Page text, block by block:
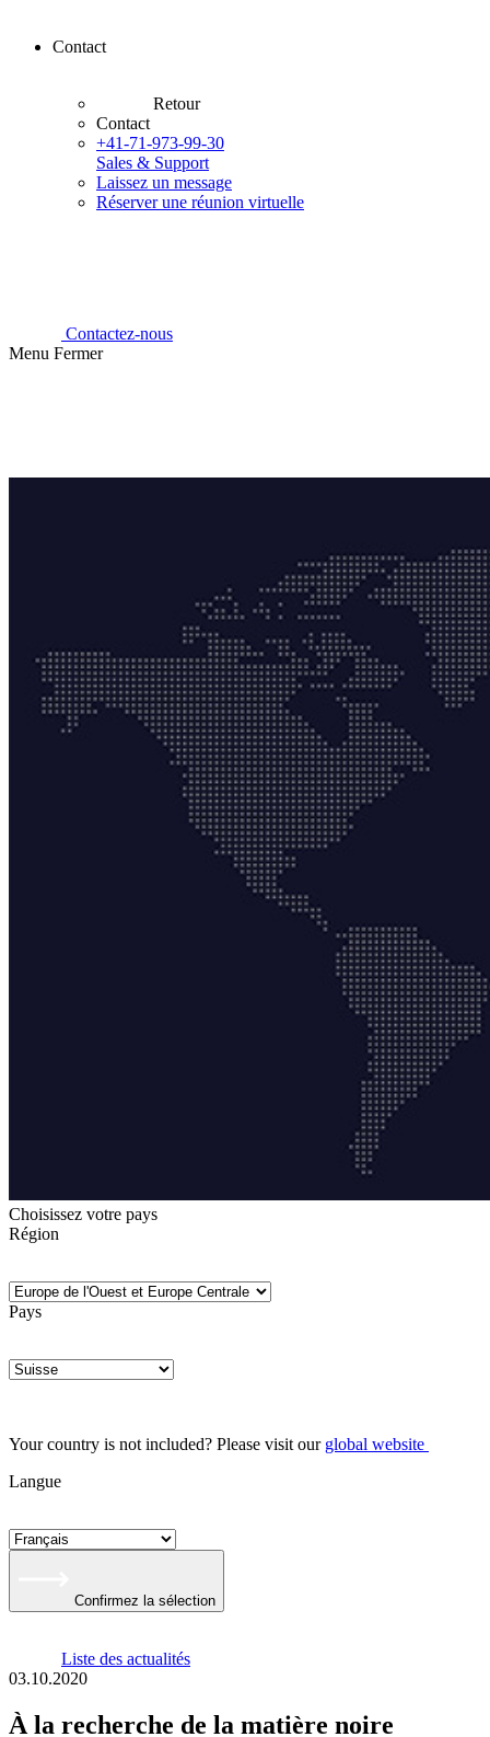
Contact
Retour
Contact
+41-71-973-99-30
Sales & Support
Laissez un message
Réserver une réunion virtuelle
Contactez-nous
Menu Fermer
Choisissez votre pays
Région
Pays
Your country is not included? Please visit our global website
Langue
Confirmez la sélection
Liste des actualités
03.10.2020
À la recherche de la matière noire